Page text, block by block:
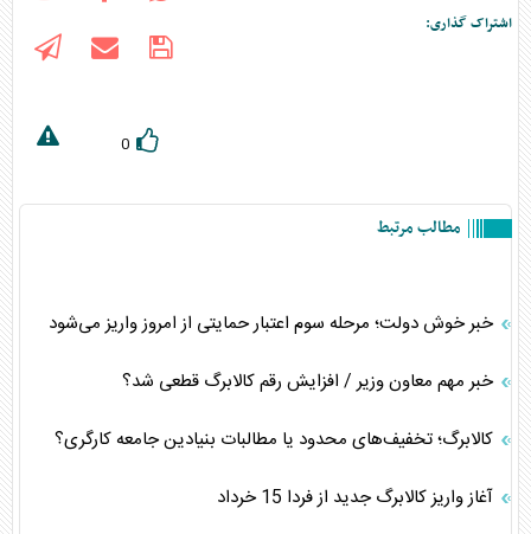
اشتراک گذاری:
0
مطالب مرتبط
خبر خوش دولت؛ مرحله سوم اعتبار حمایتی از امروز واریز می‌شود
خبر مهم معاون وزیر / افزایش رقم کالابرگ قطعی شد؟
کالابرگ؛ تخفیف‌های محدود یا مطالبات بنیادین جامعه کارگری؟
آغاز واریز کالابرگ جدید از فردا 15 خرداد